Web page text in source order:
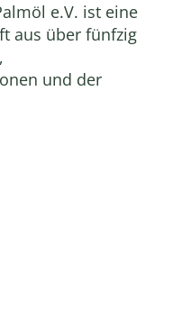
e.V. ist eine
aus über fünfzig
und der